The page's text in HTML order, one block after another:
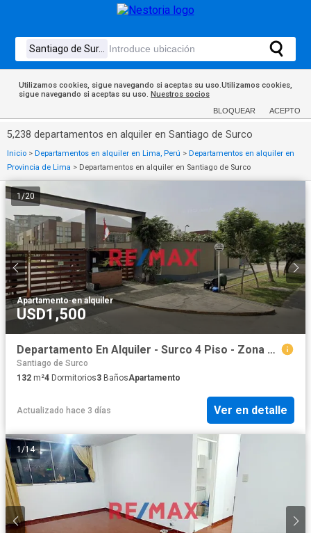
Utilizamos cookies, sigue navegando si aceptas su uso.Utilizamos cookies,
sigue navegando si aceptas su uso. Nuestros socios
BLOQUEAR ACEPTO
5,238 departamentos en alquiler en Santiago de Surco
Inicio > Departamentos en alquiler en Lima, Perú > Departamentos en alquiler en
Provincia de Lima > Departamentos en alquiler en Santiago de Surco
1 /20
Apartamento·en alquiler
USD1,500
Departamento En Alquiler - Surco 4 Piso - Zona Residencial
Santiago de Surco
132 m²4 Dormitorios3 BañosApartamento
Actualizado hace 3 días Ver en detalle
1 /14